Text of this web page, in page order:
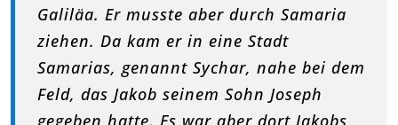
Galiläa. Er musste aber durch Samaria
ziehen. Da kam er in eine Stadt
Samarias, genannt Sychar, nahe bei dem
Feld, das Jakob seinem Sohn Joseph
gegeben hatte. Es war aber dort Jakobs